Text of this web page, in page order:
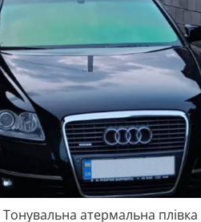
Тонувальна атермальна плівка